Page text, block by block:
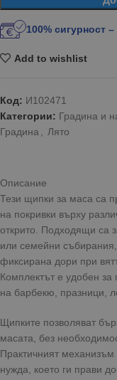
100% сигурност
Add to wishlist
Код: И102471
Категории: Градина и
Градина
Лято
Описание
Тези щипки за маса са
на покривки върху
открито. Подходящи са
или семейни събирания,
фиксирана дори при
Комплектът е удобен
на барбекю, празници,
Щипките позволяват
масата, без
Практичният механизъм
нужда, което ги прави